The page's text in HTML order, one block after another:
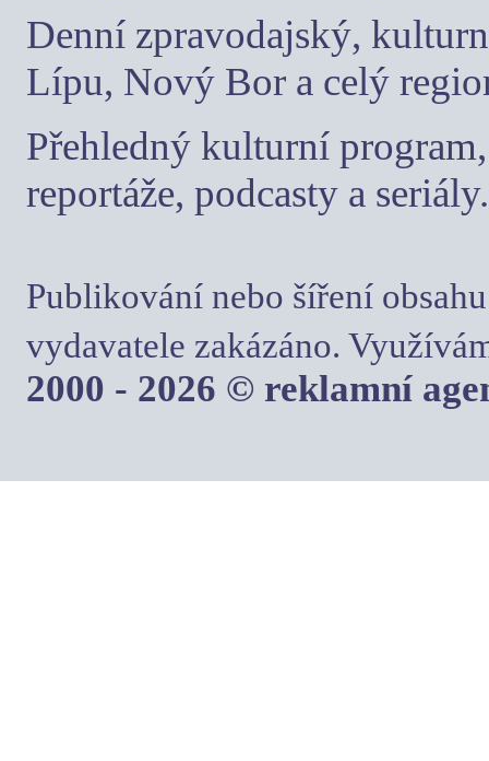
Denní zpravodajský,
Lípu, Nový Bor a celý
Přehledný kulturní
reportáže, podcasty a seriály.
Publikování nebo šíření
vydavatele zakázáno.
2000 - 2026 © reklamní